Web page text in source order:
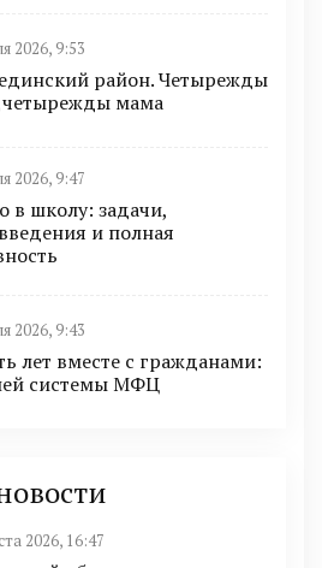
2026, 9:53
район. Четырежды
мама
2026, 9:47
в школу: задачи,
и полная
2026, 9:43
лет вместе с гражданами:
системы МФЦ
2026, 16:47